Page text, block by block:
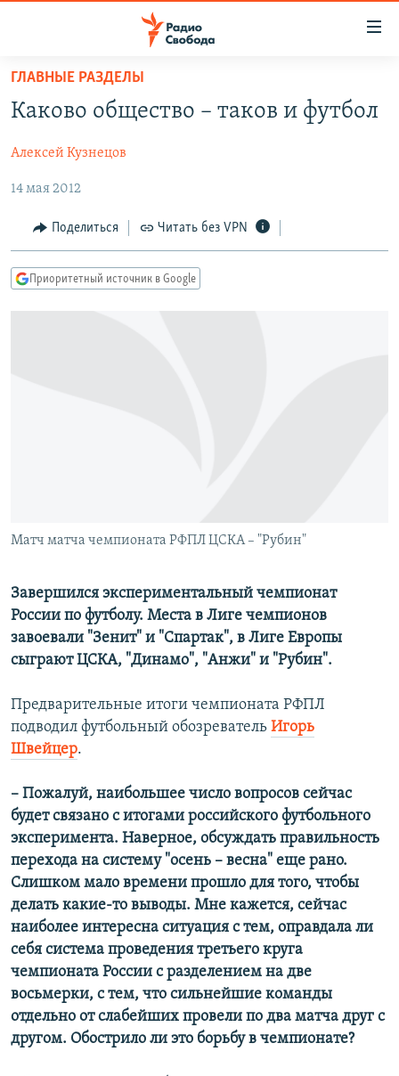
упрощенного
доступа
содержанию
Вернутся
главной
навигации
Вернутся
АВТОРСКИЕ ПРОЕКТЫ
ЦИТАТЫ СВОБОДЫ
МНЕНИЯ
КУЛЬТУРА
IDEL.РЕАЛИИ
Все сайты РСЕ/РС
ГЛАВНЫЕ РАЗДЕЛЫ
Каково общество – таков и футбол
Алексей Кузнецов
14 мая 2012
Поделиться Читать без VPN
Приоритетный источник в Google
Матч матча чемпионата РФПЛ ЦСКА – "Рубин"
Завершился экспериментальный чемпионат
России по футболу. Места в Лиге чемпионов
завоевали "Зенит" и "Спартак", в Лиге Европы
сыграют ЦСКА, "Динамо", "Анжи" и "Рубин".
Предварительные итоги чемпионата РФПЛ
подводил футбольный обозреватель Игорь
Швейцер.
– Пожалуй, наибольшее число вопросов сейчас
будет связано с итогами российского футбольного
эксперимента. Наверное, обсуждать правильность
перехода на систему "осень – весна" еще рано.
Слишком мало времени прошло для того, чтобы
делать какие-то выводы. Мне кажется, сейчас
наиболее интересна ситуация с тем, оправдала ли
себя система проведения третьего круга
чемпионата России с разделением на две
восьмерки, с тем, что сильнейшие команды
отдельно от слабейших провели по два матча друг с
другом. Обострило ли это борьбу в чемпионате?